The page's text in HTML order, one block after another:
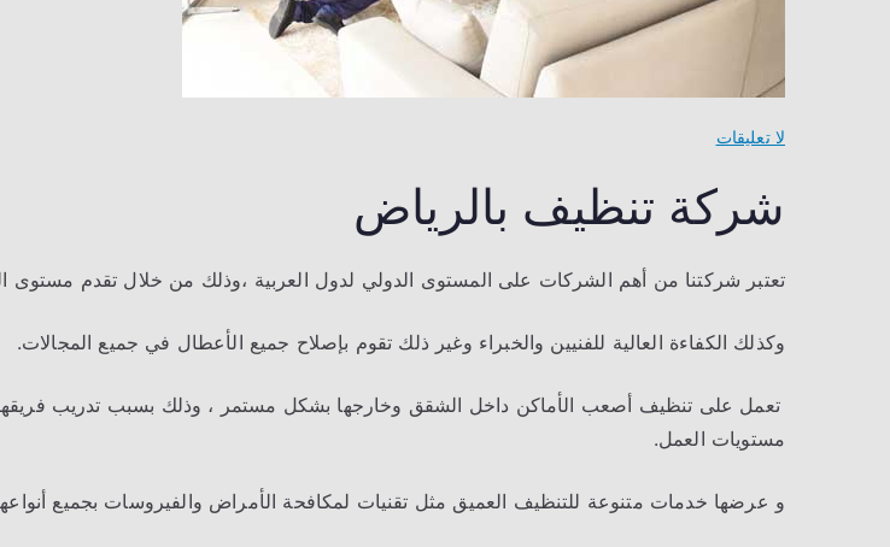
لا تعليقات
تنظيف
بالرياض
شركة تنظيف بالرياض
تعتبر شركتنا من أهم الشركات على المستوى الدولي لدول العربية ،وذلك من خلال تقدم مستوى
وكذلك الكفاءة العالية للفنيين والخبراء وغير ذلك تقوم بإصلاح جميع الأعطال في جميع المجالات.
تعمل على تنظيف أصعب الأماكن داخل الشقق وخارجها بشكل مستمر ، وذلك بسبب تدريب
مستويات العمل.
و عرضها خدمات متنوعة للتنظيف العميق مثل تقنيات لمكافحة الأمراض والفيروسات بجميع